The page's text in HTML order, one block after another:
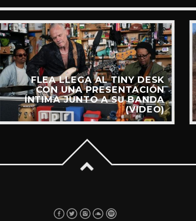
FLEA LLEGA AL TINY DESK
CON UNA PRESENTACIÓN
ÍNTIMA JUNTO A SU BANDA
(VIDEO)